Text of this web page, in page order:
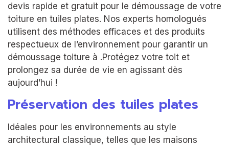
devis rapide et gratuit pour le démoussage de votre
toiture en tuiles plates. Nos experts homologués
utilisent des méthodes efficaces et des produits
respectueux de l’environnement pour garantir un
démoussage toiture à .Protégez votre toit et
prolongez sa durée de vie en agissant dès
aujourd’hui !
Préservation des tuiles plates
Idéales pour les environnements au style
architectural classique, telles que les maisons